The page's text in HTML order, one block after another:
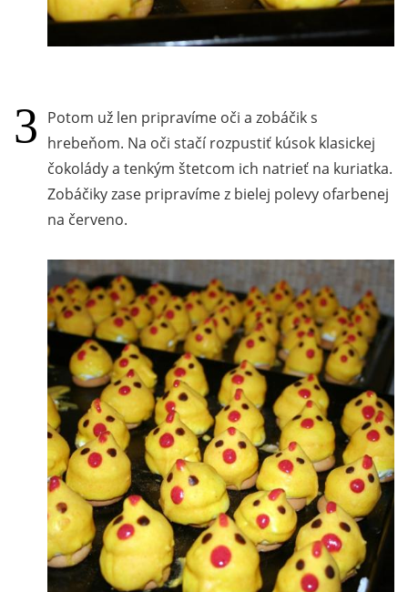
Potom už len pripravíme oči a zobáčik s
hrebeňom. Na oči stačí rozpustiť kúsok klasickej
čokolády a tenkým štetcom ich natrieť na kuriatka.
Zobáčiky zase pripravíme z bielej polevy ofarbenej
na červeno.